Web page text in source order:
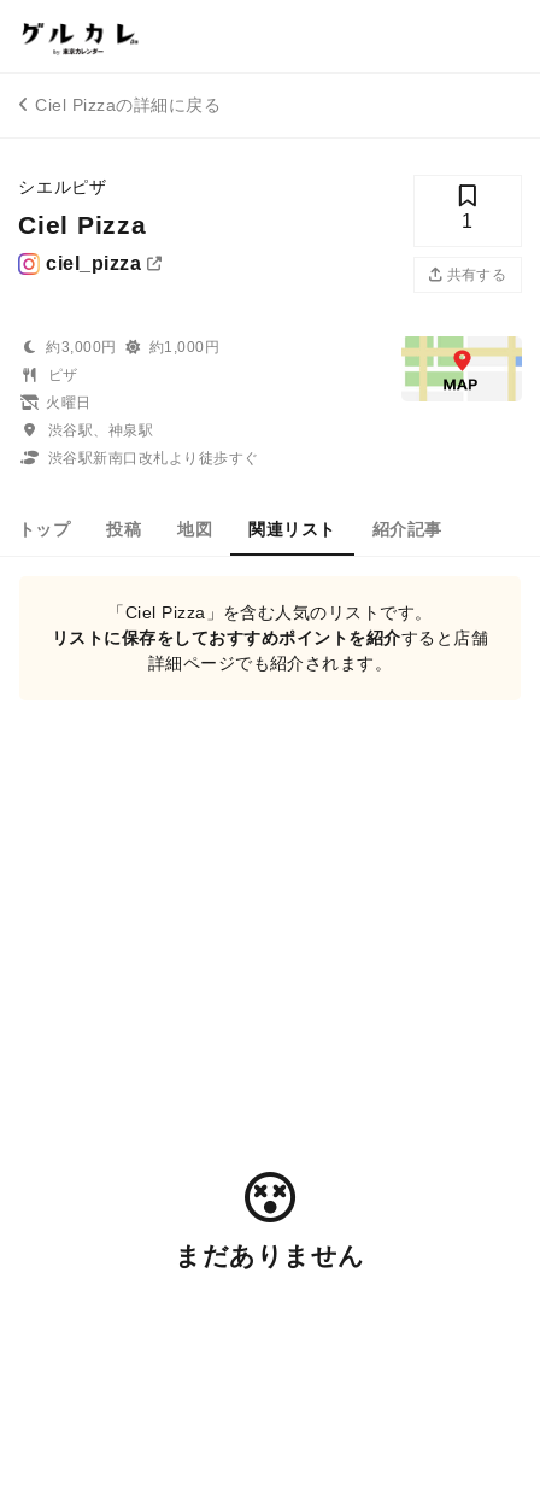
Ciel Pizzaの詳細に戻る
シエルピザ
Ciel Pizza
ciel_pizza
1
共有する
約3,000円
約1,000円
ピザ
火曜日
渋谷駅、神泉駅
渋谷駅新南口改札より徒歩すぐ
トップ 投稿 地図 関連リスト 紹介記事
「Ciel Pizza」を含む人気のリストです。
リストに保存をしておすすめポイントを紹介すると店舗
詳細ページでも紹介されます。
まだありません